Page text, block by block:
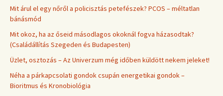
Mit árul el egy nőről a policisztás petefészek? PCOS – méltatlan
bánásmód
Mit okoz, ha az őseid másodlagos okoknál fogva házasodtak?
(Családállítás Szegeden és Budapesten)
Üzlet, osztozás – Az Univerzum még időben küldött nekem jeleket!
Néha a párkapcsolati gondok csupán energetikai gondok –
Bioritmus és Kronobiológia